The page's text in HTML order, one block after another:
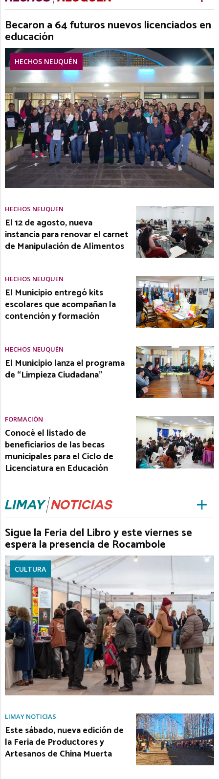
Becaron a 64 futuros nuevos licenciados en
educación
HECHOS NEUQUÉN
HECHOS NEUQUÉN
El 12 de agosto, nueva
instancia para renovar el carnet
de Manipulación de Alimentos
HECHOS NEUQUÉN
El Municipio entregó kits
escolares que acompañan la
contención y formación
HECHOS NEUQUÉN
El Municipio lanza el programa
de “Limpieza Ciudadana”
FORMACIÓN
Conocé el listado de
beneficiarios de las becas
municipales para el Ciclo de
Licenciatura en Educación
Sigue la Feria del Libro y este viernes se
espera la presencia de Rocambole
CULTURA
LIMAY NOTICIAS
Este sábado, nueva edición de
la Feria de Productores y
Artesanos de China Muerta